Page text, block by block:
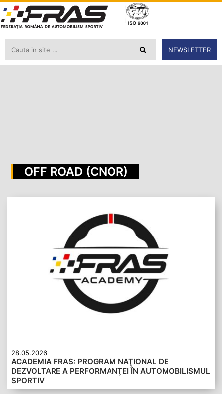
NEWSLETTER
OFF ROAD (CNOR)
28.05.2026
ACADEMIA FRAS: PROGRAM NAŢIONAL DE
DEZVOLTARE A PERFORMANŢEI ÎN AUTOMOBILISMUL
SPORTIV